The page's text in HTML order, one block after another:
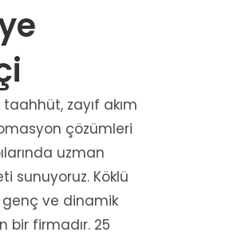
taahhüt, zayıf akım
çözümleri
uzman
sunuyoruz. Köklü
ve dinamik
bir firmadır. 25